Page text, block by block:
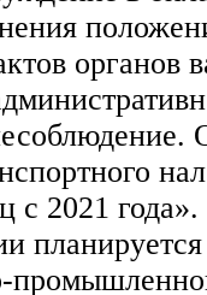
органов
с 2021 года».
планируется